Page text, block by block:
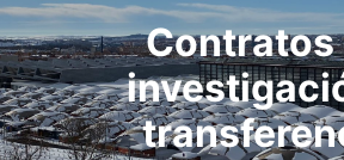
Contratos